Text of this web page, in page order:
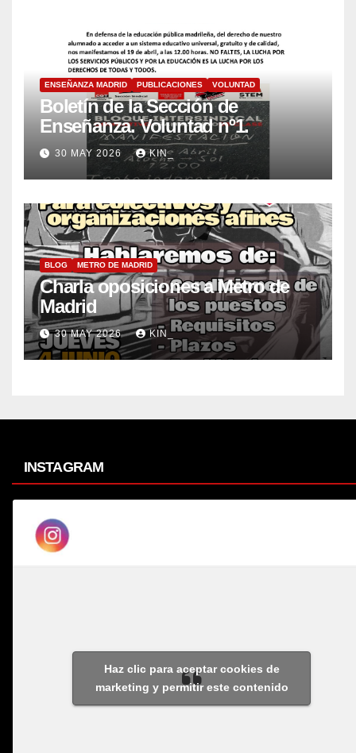
ENSEÑANZA MADRID PUBLICACIONES VOLUNTAD
Boletín de la Sección de
Enseñanza. Voluntad nº1.
30 MAY 2026 KIN_
BLOG METRO DE MADRID
Charla oposiciones a Metro de
Madrid
30 MAY 2026 KIN_
INSTAGRAM
Haz clic para aceptar cookies de
marketing y permitir este contenido